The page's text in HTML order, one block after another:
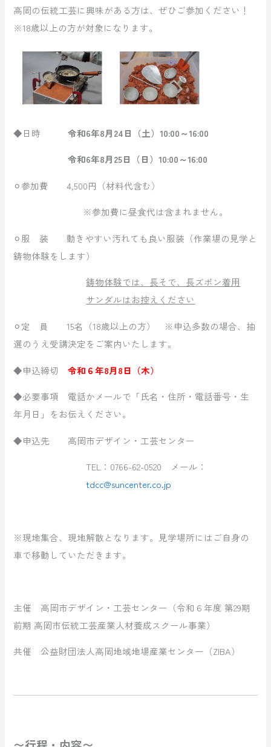
高岡の伝統工芸に興味がある方は、ぜひご参加ください！
※18歳以上の方が対象になります。
◆日時令和6年8月24日（土）10:00～16:00
令和6年8月25日（日）10:00～16:00
⚪︎参加費 4,500円（材料代含む）
※参加費に昼食代は含まれません。
⚪︎服 装 動きやすい汚れても良い服装（作業場の見学と
鋳物体験をします）
鋳物体験では、長そで、長ズボン着用
サンダルはお控えください
⚪︎定 員 15名（18歳以上の方） ※申込多数の場合、抽
選のうえ受講決定をご案内いたします。
◆申込締切令和６年8月8日（木）
◆必要事項 電話かメールで「氏名・住所・電話番号・生
年月日」をお伝えください。
◆申込先 高岡市デザイン・工芸センター
TEL：0766-62-0520 メール：
tdcc@suncenter.co.jp
※現地集合、現地解散となります。見学場所にはご自身の
車で移動していただきます。
主催 高岡市デザイン・工芸センター（令和６年度 第29期
前期 高岡市伝統工芸産業人材養成スクール事業）
共催 公益財団法人高岡地域地場産業センター（ZIBA）